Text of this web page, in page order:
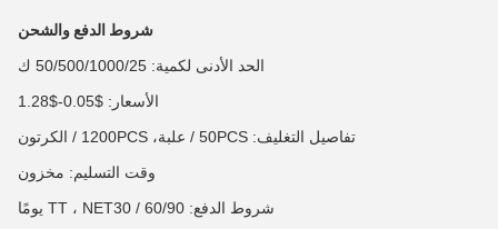
شروط الدفع والشحن
الحد الأدنى لكمية: 50/500/1000/25 ك
الأسعار: $0.05-$1.28
تفاصيل التغليف: 50PCS / علبة، 1200PCS / الكرتون
وقت التسليم: مخزون
شروط الدفع: TT ، NET30 / 60/90 يومًا